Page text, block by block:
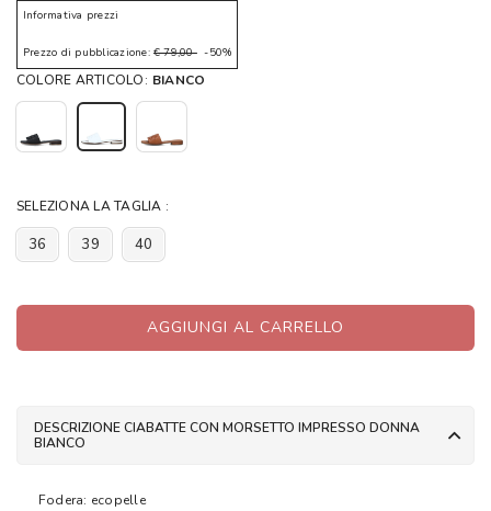
Informativa prezzi
Prezzo di pubblicazione: € 79,00-50%
COLORE ARTICOLO: BIANCO
SELEZIONA LA TAGLIA :
36 39 40
AGGIUNGI AL CARRELLO
DESCRIZIONE CIABATTE CON MORSETTO IMPRESSO DONNA
BIANCO
Fodera: ecopelle